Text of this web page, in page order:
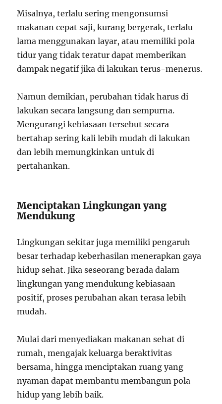
Misalnya, terlalu sering mengonsumsi
makanan cepat saji, kurang bergerak, terlalu
lama menggunakan layar, atau memiliki pola
tidur yang tidak teratur dapat memberikan
dampak negatif jika di lakukan terus-menerus.
Namun demikian, perubahan tidak harus di
lakukan secara langsung dan sempurna.
Mengurangi kebiasaan tersebut secara
bertahap sering kali lebih mudah di lakukan
dan lebih memungkinkan untuk di
pertahankan.
Menciptakan Lingkungan yang
Mendukung
Lingkungan sekitar juga memiliki pengaruh
besar terhadap keberhasilan menerapkan gaya
hidup sehat. Jika seseorang berada dalam
lingkungan yang mendukung kebiasaan
positif, proses perubahan akan terasa lebih
mudah.
Mulai dari menyediakan makanan sehat di
rumah, mengajak keluarga beraktivitas
bersama, hingga menciptakan ruang yang
nyaman dapat membantu membangun pola
hidup yang lebih baik.